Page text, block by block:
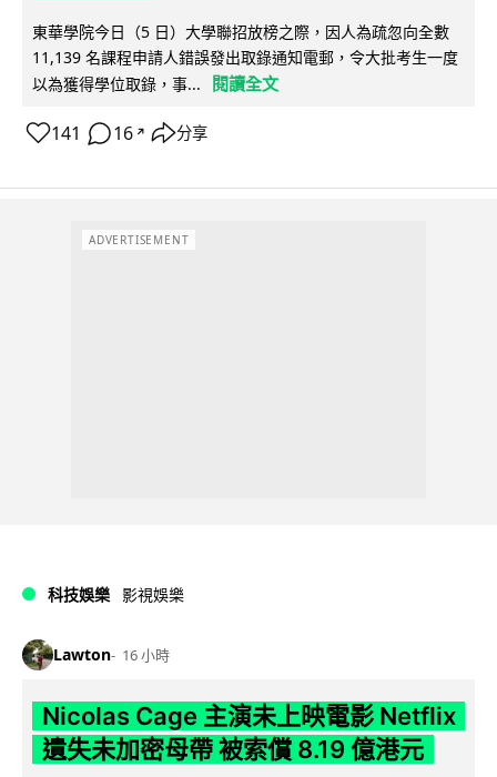
東華學院今日（5 日）大學聯招放榜之際，因人為疏忽向全數
11,139 名課程申請人錯誤發出取錄通知電郵，令大批考生一度
以為獲得學位取錄，事...
閱讀全文
141 16 ↗ 分享
ADVERTISEMENT
科技娛樂 影視娛樂
Lawton 16 小時
Nicolas Cage 主演未上映電影 Netflix
遺失未加密母帶 被索償 8.19 億港元